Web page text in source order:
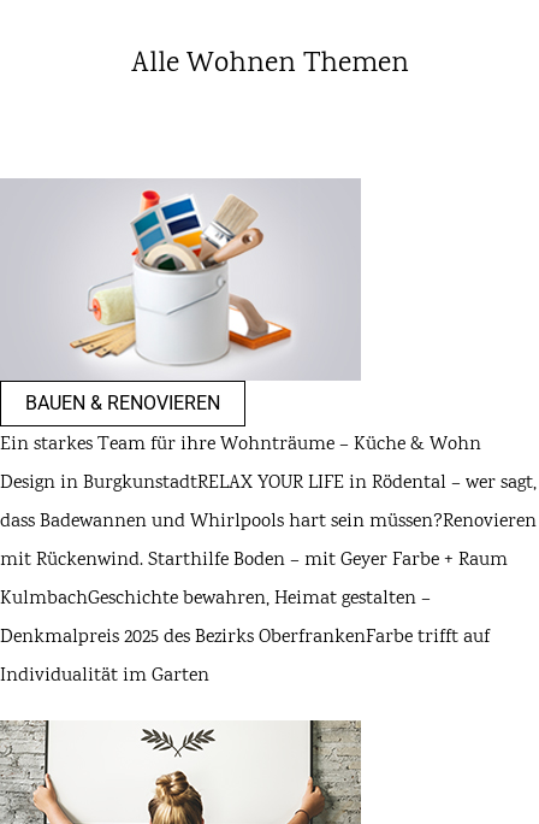
Alle Wohnen Themen
BAUEN & RENOVIEREN
Ein starkes Team für ihre Wohnträume – Küche & Wohn
Design in BurgkunstadtRELAX YOUR LIFE in Rödental – wer sagt,
dass Badewannen und Whirlpools hart sein müssen?Renovieren
mit Rückenwind. Starthilfe Boden – mit Geyer Farbe + Raum
KulmbachGeschichte bewahren, Heimat gestalten –
Denkmalpreis 2025 des Bezirks OberfrankenFarbe trifft auf
Individualität im Garten